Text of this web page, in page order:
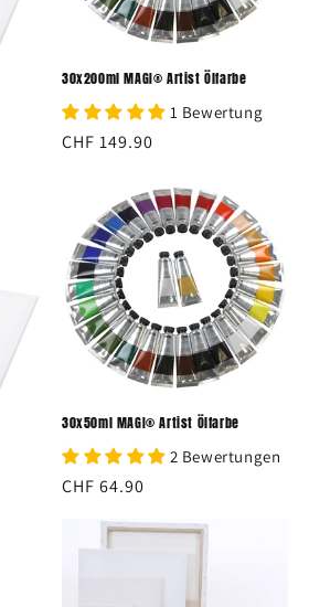
30x200ml MAGI® Artist Ölfarbe
1 Bewertung
Normaler
CHF 149.90
30x50ml MAGI® Artist Ölfarbe
2 Bewertungen
Normaler
CHF 64.90